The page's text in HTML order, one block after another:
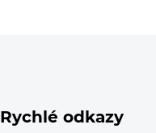
Rychlé odkazy